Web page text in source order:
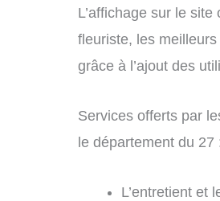
L’affichage sur le
fleuriste, les
grâce à l’ajout des
Services offerts par
le département du 27
L’entretient et